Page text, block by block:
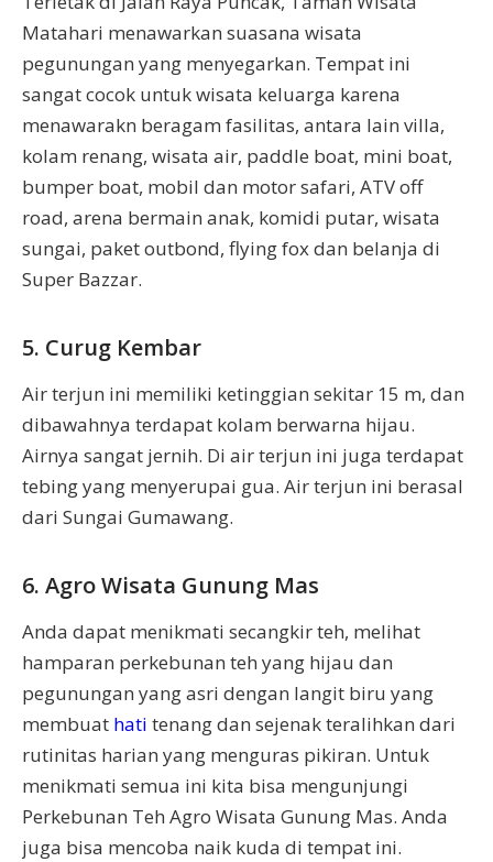
Matahari menawarkan suasana wisata
pegunungan yang menyegarkan. Tempat ini
sangat cocok untuk wisata keluarga karena
menawarakn beragam fasilitas, antara lain villa,
kolam renang, wisata air, paddle boat, mini boat,
bumper boat, mobil dan motor safari, ATV off
road, arena bermain anak, komidi putar, wisata
sungai, paket outbond, flying fox dan belanja di
Super Bazzar.
5. Curug Kembar
Air terjun ini memiliki ketinggian sekitar 15 m, dan
dibawahnya terdapat kolam berwarna hijau.
Airnya sangat jernih. Di air terjun ini juga terdapat
tebing yang menyerupai gua. Air terjun ini berasal
dari Sungai Gumawang.
6. Agro Wisata Gunung Mas
Anda dapat menikmati secangkir teh, melihat
hamparan perkebunan teh yang hijau dan
pegunungan yang asri dengan langit biru yang
membuat hati tenang dan sejenak teralihkan dari
rutinitas harian yang menguras pikiran. Untuk
menikmati semua ini kita bisa mengunjungi
Perkebunan Teh Agro Wisata Gunung Mas. Anda
juga bisa mencoba naik kuda di tempat ini.